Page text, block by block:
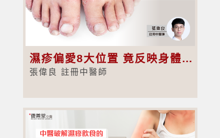
濕疹偏愛8大位置 竟反映身體有這幾類健康警號！
張偉良 註冊中醫師